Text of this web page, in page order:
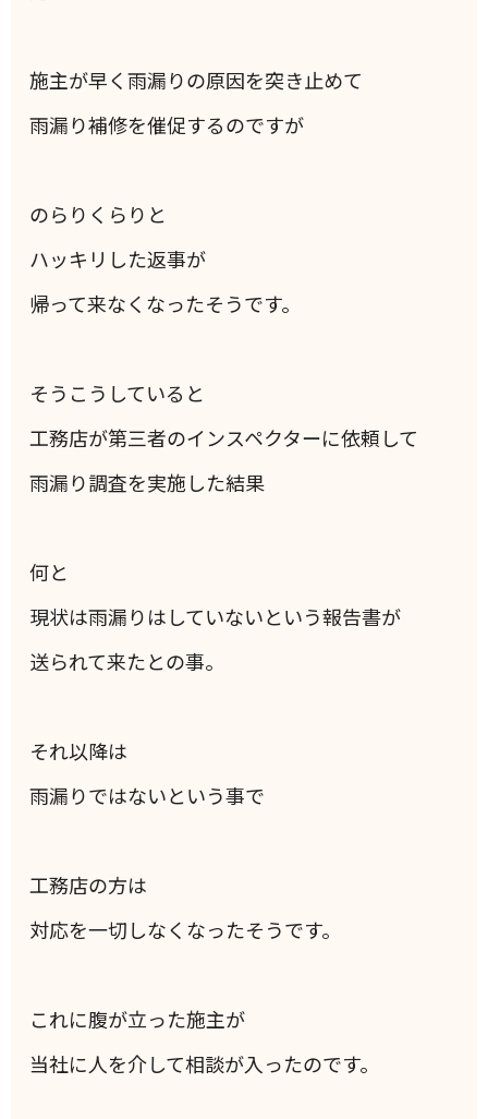
施主が早く雨漏りの原因を突き止めて
雨漏り補修を催促するのですが
のらりくらりと
ハッキリした返事が
帰って来なくなったそうです。
そうこうしていると
工務店が第三者のインスペクターに依頼して
雨漏り調査を実施した結果
何と
現状は雨漏りはしていないという報告書が
送られて来たとの事。
それ以降は
雨漏りではないという事で
工務店の方は
対応を一切しなくなったそうです。
これに腹が立った施主が
当社に人を介して相談が入ったのです。